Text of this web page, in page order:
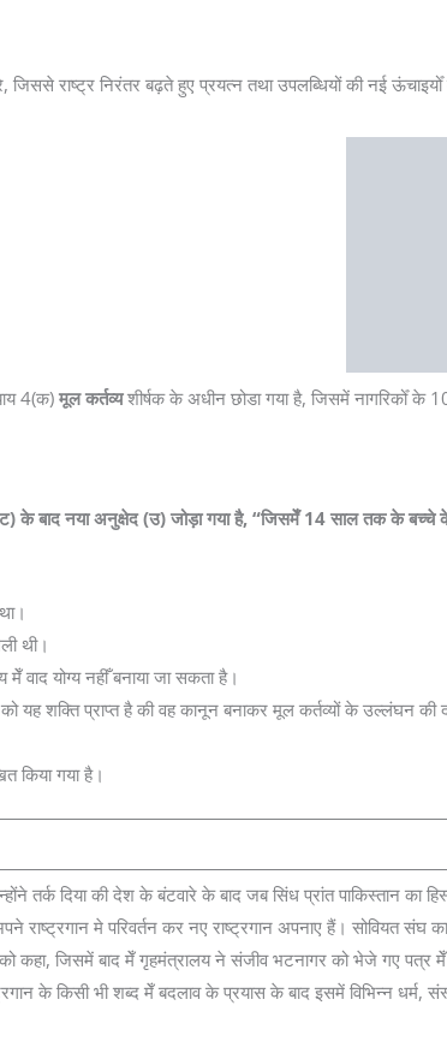
जिससे राष्ट्र निरंतर बढ़ते हुए प्रयत्न तथा उपलब्धियों की नई
4(क)मूल कर्तव्यशीर्षक के अधीन छोडा गया है, जिसमें नागरिकोँ के
नया अनुक्षेद (उ) जोड़ा गया है, “जिसमेँ 14 साल तक के बच्चे के
थी।
वाद योग्य नहीँ बनाया जा सकता है।
यह शक्ति प्राप्त है की वह कानून बनाकर मूल कर्तव्यों के उल्लंघन की
किया गया है।
तर्क दिया की देश के बंटवारे के बाद जब सिंध प्रांत पाकिस्तान का
राष्ट्रगान मे परिवर्तन कर नए राष्ट्रगान अपनाए हैं। सोवियत संघ
कहा, जिसमें बाद मेँ गृहमंत्रालय ने संजीव भटनागर को भेजे गए पत्र मेँ
के किसी भी शब्द मेँ बदलाव के प्रयास के बाद इसमें विभिन्न